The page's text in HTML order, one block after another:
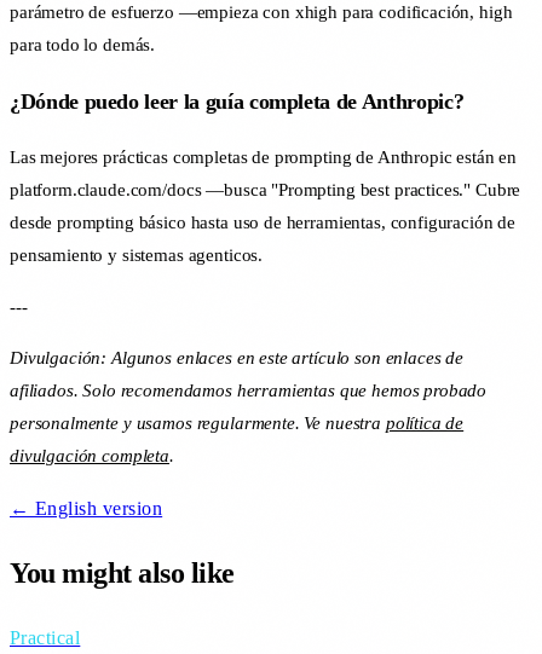
parámetro de esfuerzo —empieza con xhigh para codificación, high
para todo lo demás.
¿Dónde puedo leer la guía completa de Anthropic?
Las mejores prácticas completas de prompting de Anthropic están en
platform.claude.com/docs —busca "Prompting best practices." Cubre
desde prompting básico hasta uso de herramientas, configuración de
pensamiento y sistemas agenticos.
---
Divulgación: Algunos enlaces en este artículo son enlaces de
afiliados. Solo recomendamos herramientas que hemos probado
personalmente y usamos regularmente. Ve nuestra política de
divulgación completa.
← English version
You might also like
Practical